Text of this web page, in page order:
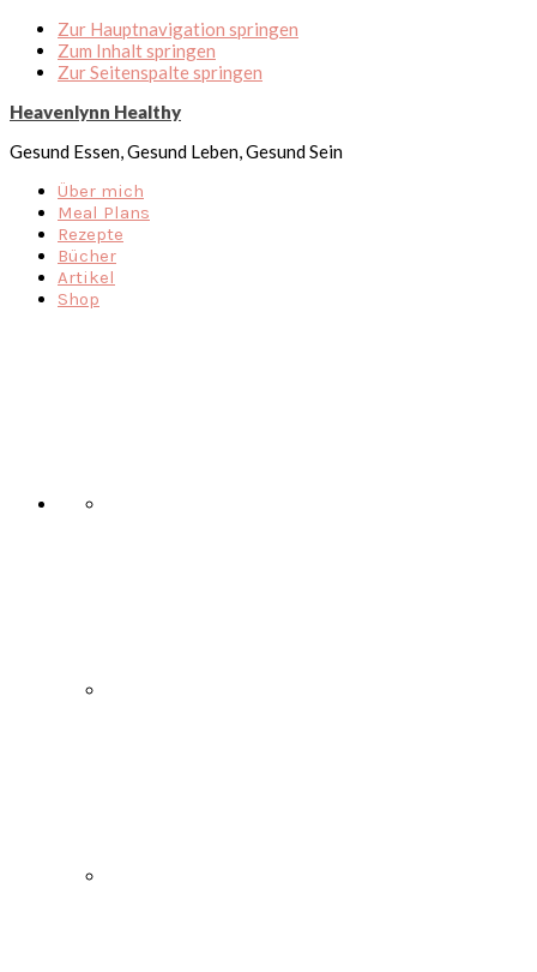
Zur Hauptnavigation springen
Zum Inhalt springen
Zur Seitenspalte springen
Heavenlynn Healthy
Gesund Essen, Gesund Leben, Gesund Sein
Über mich
Meal Plans
Rezepte
Bücher
Artikel
Shop